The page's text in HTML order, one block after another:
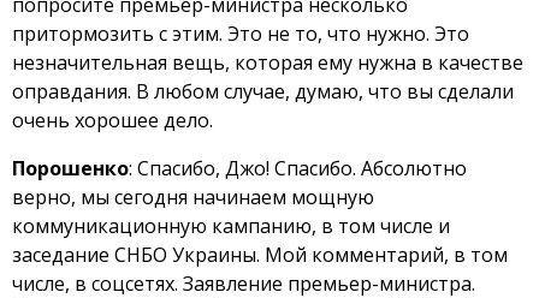
притормозить с этим. Это не то, что нужно. Это
незначительная вещь, которая ему нужна в качестве
оправдания. В любом случае, думаю, что вы сделали
очень хорошее дело.
Порошенко: Спасибо, Джо! Спасибо. Абсолютно
верно, мы сегодня начинаем мощную
коммуникационную кампанию, в том числе и
заседание СНБО Украины. Мой комментарий, в том
числе, в соцсетях. Заявление премьер-министра.